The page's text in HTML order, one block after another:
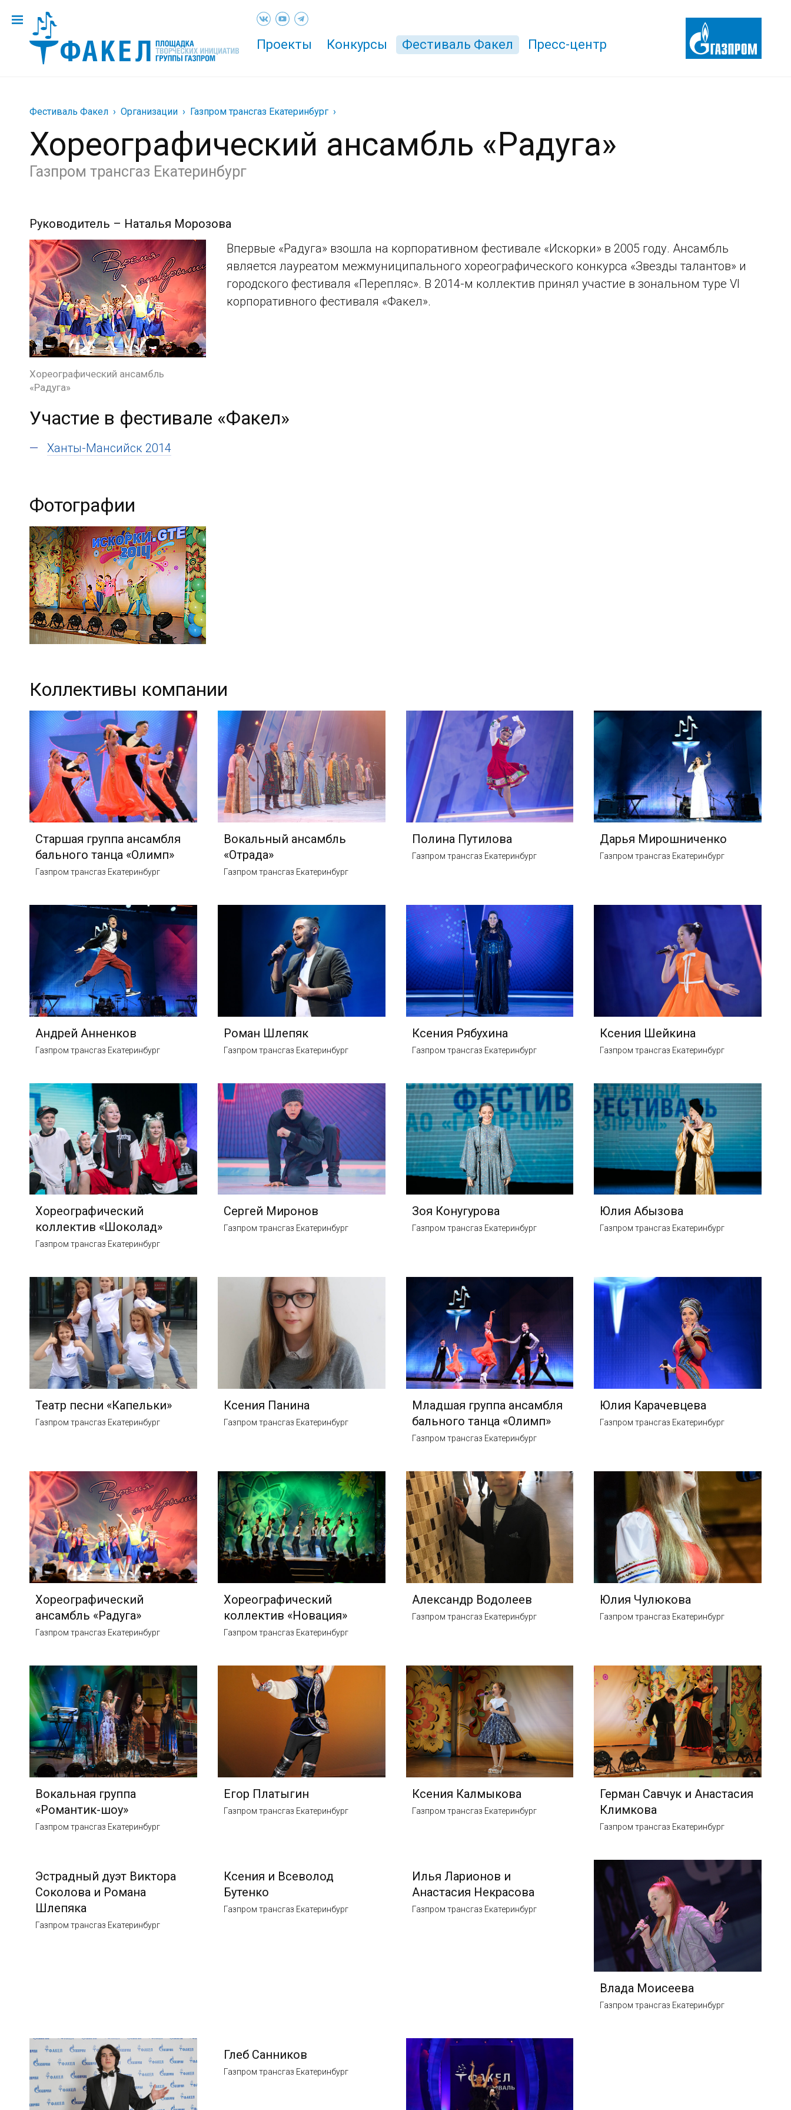
Проекты Конкурсы Фестиваль Факел Пресс-центр
Фестиваль Факел Организации Газпром трансгаз Екатеринбург
Хореографический ансамбль «Радуга»
Газпром трансгаз Екатеринбург
Руководитель – Наталья Морозова
Хореографический ансамбль
«Радуга»
Впервые «Радуга» взошла на корпоративном фестивале «Искорки» в 2005 году. Ансамбль
является лауреатом межмуниципального хореографического конкурса «Звезды талантов» и
городского фестиваля «Перепляс». В 2014-м коллектив принял участие в зональном туре VI
корпоративного фестиваля «Факел».
Участие в фестивале «Факел»
Ханты-Мансийск 2014
Фотографии
Коллективы компании
Старшая группа ансамбля
бального танца «Олимп»
Газпром трансгаз Екатеринбург
Вокальный ансамбль
«Отрада»
Газпром трансгаз Екатеринбург
Полина Путилова
Газпром трансгаз Екатеринбург
Дарья Мирошниченко
Газпром трансгаз Екатеринбург
Андрей Анненков
Газпром трансгаз Екатеринбург
Роман Шлепяк
Газпром трансгаз Екатеринбург
Ксения Рябухина
Газпром трансгаз Екатеринбург
Ксения Шейкина
Газпром трансгаз Екатеринбург
Хореографический
коллектив «Шоколад»
Газпром трансгаз Екатеринбург
Сергей Миронов
Газпром трансгаз Екатеринбург
Зоя Конугурова
Газпром трансгаз Екатеринбург
Юлия Абызова
Газпром трансгаз Екатеринбург
Театр песни «Капельки»
Газпром трансгаз Екатеринбург
Ксения Панина
Газпром трансгаз Екатеринбург
Младшая группа ансамбля
бального танца «Олимп»
Газпром трансгаз Екатеринбург
Юлия Карачевцева
Газпром трансгаз Екатеринбург
Хореографический
ансамбль «Радуга»
Газпром трансгаз Екатеринбург
Хореографический
коллектив «Новация»
Газпром трансгаз Екатеринбург
Александр Водолеев
Газпром трансгаз Екатеринбург
Юлия Чулюкова
Газпром трансгаз Екатеринбург
Вокальная группа
«Романтик-шоу»
Газпром трансгаз Екатеринбург
Егор Платыгин
Газпром трансгаз Екатеринбург
Ксения Калмыкова
Газпром трансгаз Екатеринбург
Герман Савчук и Анастасия
Климкова
Газпром трансгаз Екатеринбург
Эстрадный дуэт Виктора
Соколова и Романа
Шлепяка
Газпром трансгаз Екатеринбург
Ксения и Всеволод
Бутенко
Газпром трансгаз Екатеринбург
Илья Ларионов и
Анастасия Некрасова
Газпром трансгаз Екатеринбург
Влада Моисеева
Газпром трансгаз Екатеринбург
Глеб Санников
Газпром трансгаз Екатеринбург